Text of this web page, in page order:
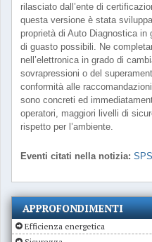
rilasciato dall’ente di
questa versione è stata
proprietà di Auto Diagnostica
di guasto possibili. Ne
nell’elettronica in grado di
sovrapressioni o del
conformità alle
sono concreti ed
operatori, maggiori livelli di
rispetto per l’ambiente.
Eventi citati nella notizia: SPS
APPROFONDIMENTI
Efficienza energetica